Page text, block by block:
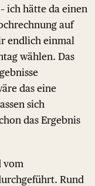
ich hätte da einen
auf
endlich einmal
wählen. Das
das eine
sich
das Ergebnis
vom
Rund